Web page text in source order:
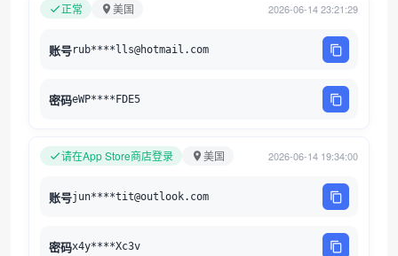
正常 美国 2026-06-14 23:21:29
账号rub****lls@hotmail.com
密码eWP****FDE5
请在App Store商店登录 美国 2026-06-14 19:34:00
账号jun****tit@outlook.com
密码x4y****Xc3v